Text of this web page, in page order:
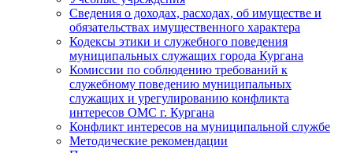
Сведения о доходах, расходах, об имуществе и
обязательствах имущественного характера
Кодексы этики и служебного поведения
муниципальных служащих города Кургана
Комиссии по соблюдению требований к
служебному поведению муниципальных
служащих и урегулированию конфликта
интересов ОМС г. Кургана
Конфликт интересов на муниципальной службе
Методические рекомендации